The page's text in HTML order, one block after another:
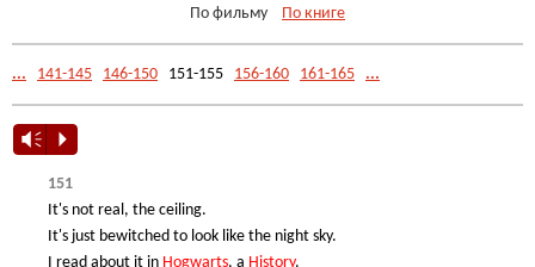
По фильму
По книге
... 141-145 146-150 151-155 156-160 161-165 ...
Vm P
151
It's not real, the ceiling.
It's just bewitched to look like the night sky.
I read about it in Hogwarts, а History.